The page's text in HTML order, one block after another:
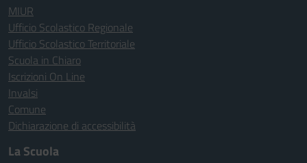
MIUR
Ufficio Scolastico Regionale
Ufficio Scolastico Territoriale
Scuola in Chiaro
Iscrizioni On Line
Invalsi
Comune
Dichiarazione di accessibilità
La Scuola